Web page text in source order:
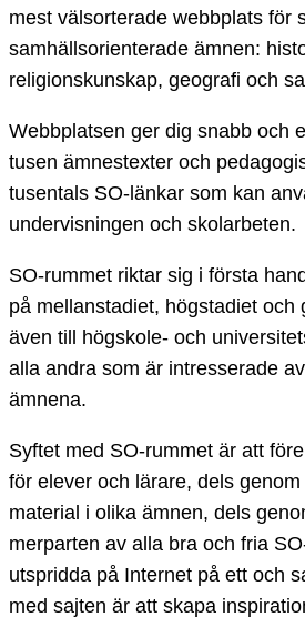
mest välsorterade webbplats för
samhällsorienterade ämnen:
religionskunskap, geografi och
Webbplatsen ger dig snabb och
tusen ämnestexter och
tusentals SO-länkar som kan
undervisningen och skolarbeten.
SO-rummet riktar sig i första
på mellanstadiet, högstadiet och
även till högskole- och
alla andra som är intresserade
ämnena.
Syftet med SO-rummet är att
för elever och lärare, dels
material i olika ämnen, dels
merparten av alla bra och fria
utspridda på Internet på ett och
med sajten är att skapa